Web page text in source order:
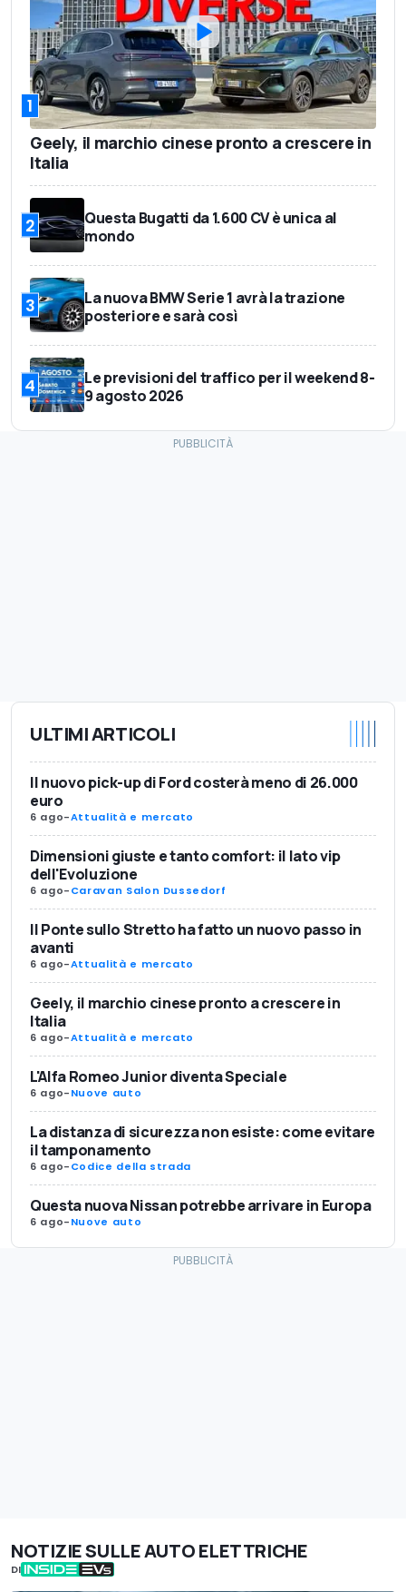
1
Geely, il marchio cinese pronto a crescere in
Italia
2
Questa Bugatti da 1.600 CV è unica al
mondo
3
La nuova BMW Serie 1 avrà la trazione
posteriore e sarà così
4
Le previsioni del traffico per il weekend 8-
9 agosto 2026
ULTIMI ARTICOLI
Il nuovo pick-up di Ford costerà meno di 26.000
euro
6 ago-Attualità e mercato
Dimensioni giuste e tanto comfort: il lato vip
dell'Evoluzione
6 ago-Caravan Salon Dussedorf
Il Ponte sullo Stretto ha fatto un nuovo passo in
avanti
6 ago-Attualità e mercato
Geely, il marchio cinese pronto a crescere in
Italia
6 ago-Attualità e mercato
L'Alfa Romeo Junior diventa Speciale
6 ago-Nuove auto
La distanza di sicurezza non esiste: come evitare
il tamponamento
6 ago-Codice della strada
Questa nuova Nissan potrebbe arrivare in Europa
6 ago-Nuove auto
NOTIZIE SULLE AUTO ELETTRICHE
DI